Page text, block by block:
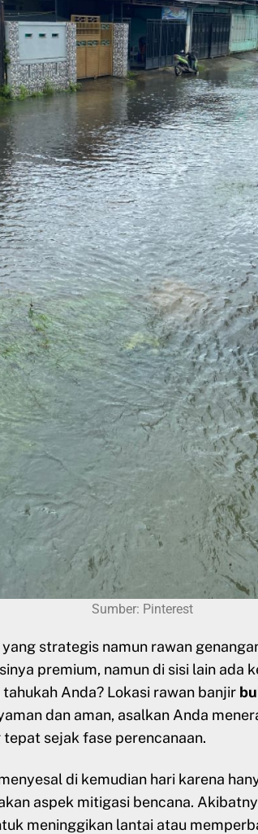
Sumber: Pinterest
strategis namun rawan
premium, namun di sisi lain ada
Anda? Lokasi rawan banjir
dan aman, asalkan Anda
tepat sejak fase perencanaan.
di kemudian hari karena
aspek mitigasi bencana.
meninggikan lantai atau